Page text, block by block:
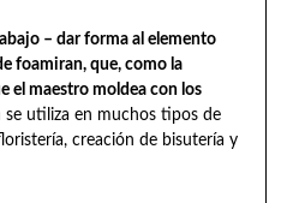
– dar forma al elemento
foamiran, que, como la
el maestro moldea con los
se utiliza en muchos tipos de
creación de bisutería y